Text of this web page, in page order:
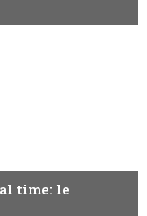
time: le